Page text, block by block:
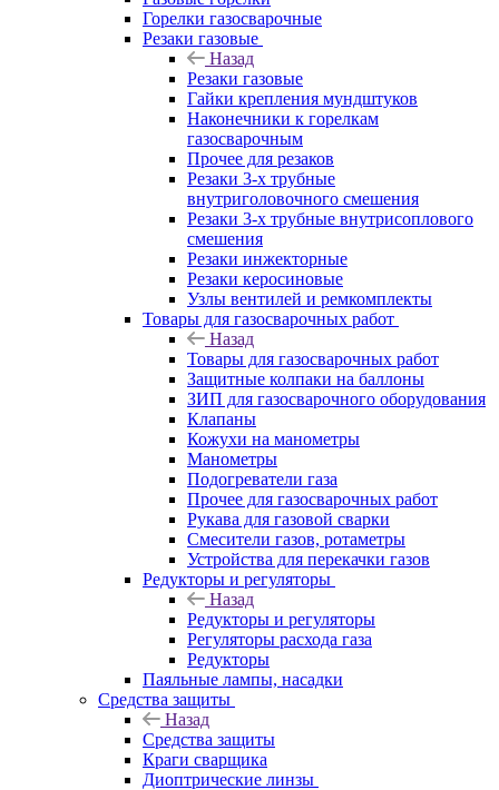
Горелки газосварочные
Резаки газовые
Назад
Резаки газовые
Гайки крепления мундштуков
Наконечники к горелкам
газосварочным
Прочее для резаков
Резаки 3-х трубные
внутриголовочного смешения
Резаки 3-х трубные внутрисоплового
смешения
Резаки инжекторные
Резаки керосиновые
Узлы вентилей и ремкомплекты
Товары для газосварочных работ
Назад
Товары для газосварочных работ
Защитные колпаки на баллоны
ЗИП для газосварочного оборудования
Клапаны
Кожухи на манометры
Манометры
Подогреватели газа
Прочее для газосварочных работ
Рукава для газовой сварки
Смесители газов, ротаметры
Устройства для перекачки газов
Редукторы и регуляторы
Назад
Редукторы и регуляторы
Регуляторы расхода газа
Редукторы
Паяльные лампы, насадки
Средства защиты
Назад
Средства защиты
Краги сварщика
Диоптрические линзы